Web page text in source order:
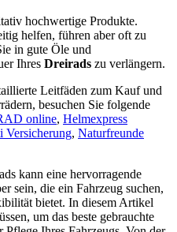
hochwertige Produkte.
helfen, führen aber oft zu
in gute Öle und
Ihres Dreirads zu verlängern.
Leitfäden zum Kauf und
besuchen Sie folgende
online, Helmexpress
Versicherung, Naturfreunde
kann eine hervorragende
sein, die ein Fahrzeug suchen,
bietet. In diesem Artikel
um das beste gebrauchte